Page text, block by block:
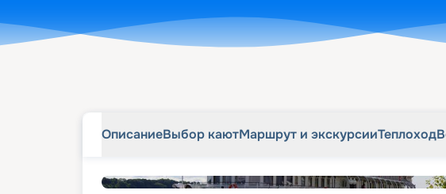
ОписаниеВыбор каютМаршрут и экскурсииТеплоход